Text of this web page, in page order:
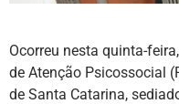
Ocorreu nesta quinta-
de Atenção Psicossocial
de Santa Catarina,